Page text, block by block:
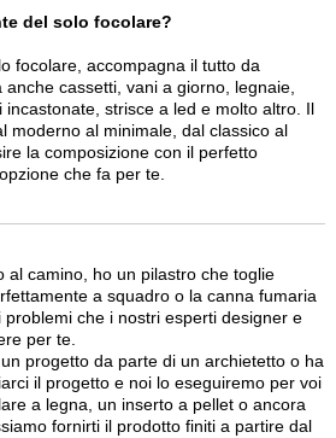
del solo focolare?
focolare, accompagna il tutto da
cassetti, vani a giorno, legnaie,
strisce a led e molto altro. Il
moderno al minimale, dal classico al
la composizione con il perfetto
che fa per te.
al camino, ho un pilastro che toglie
a squadro o la canna fumaria
che i nostri esperti designer e
per te.
progetto da parte di un archietetto o ha
il progetto e noi lo eseguiremo per voi
a legna, un inserto a pellet o ancora
fornirti il prodotto finiti a partire dal